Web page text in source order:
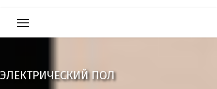
ЭЛЕКТРИЧЕСКИЙ ПОЛ